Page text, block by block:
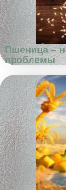
Пшеница –
проблемы